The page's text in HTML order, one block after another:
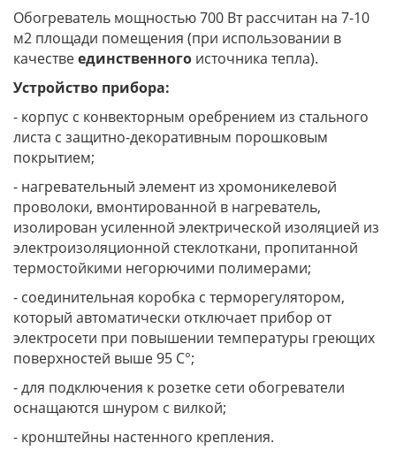
Обогреватель мощностью 700 Вт рассчитан на 7-10
м2 площади помещения (при использовании в
качествеединственного источника тепла).
Устройство прибора:
- корпус с конвекторным оребрением из стального
листа с защитно-декоративным порошковым
покрытием;
- нагревательный элемент из хромоникелевой
проволоки, вмонтированной в нагреватель,
изолирован усиленной электрической изоляцией из
электроизоляционной стеклоткани, пропитанной
термостойкими негорючими полимерами;
- соединительная коробка с терморегулятором,
который автоматически отключает прибор от
электросети при повышении температуры греющих
поверхностей выше 95 С°;
- для подключения к розетке сети обогреватели
оснащаются шнуром с вилкой;
- кронштейны настенного крепления.